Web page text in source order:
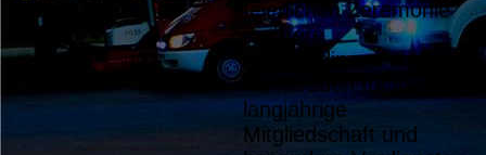
feierlichen Zeremonie
mehrere
Kameradinnen und
Kameraden für ihre
langjährige
Mitgliedschaft und